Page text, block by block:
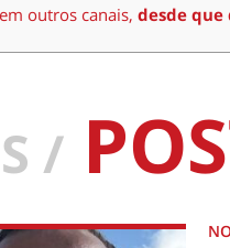
outros canais, desde que
/